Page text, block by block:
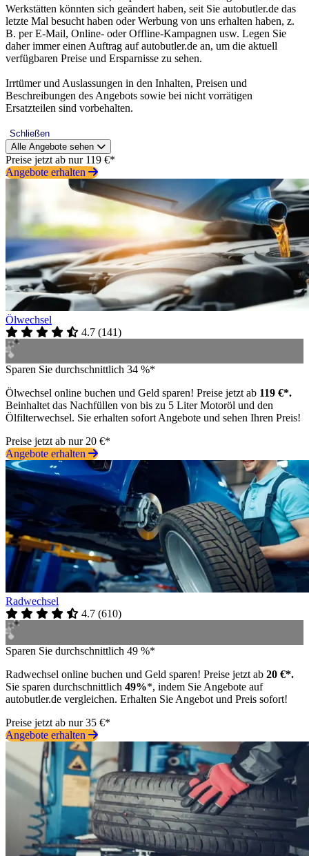
Werkstätten könnten sich geändert haben, seit Sie autobutler.de das
letzte Mal besucht haben oder Werbung von uns erhalten haben, z.
B. per E-Mail, Online- oder Offline-Kampagnen usw. Legen Sie
daher immer einen Auftrag auf autobutler.de an, um die aktuell
verfügbaren Preise und Ersparnisse zu sehen.
Irrtümer und Auslassungen in den Inhalten, Preisen und
Beschreibungen des Angebots sowie bei nicht vorrätigen
Ersatzteilen sind vorbehalten.
Schließen
Alle Angebote sehen
Preise jetzt ab nur 119 €*
Angebote erhalten
Ölwechsel
4.7 (141)
Sparen Sie durchschnittlich 34 %*
Ölwechsel online buchen und Geld sparen! Preise jetzt ab 119 €*.
Beinhaltet das Nachfüllen von bis zu 5 Liter Motoröl und den
Ölfilterwechsel. Sie erhalten sofort Angebote und sehen Ihren Preis!
Preise jetzt ab nur 20 €*
Angebote erhalten
Radwechsel
4.7 (610)
Sparen Sie durchschnittlich 49 %*
Radwechsel online buchen und Geld sparen! Preise jetzt ab 20 €*.
Sie sparen durchschnittlich 49%*, indem Sie Angebote auf
autobutler.de vergleichen. Erhalten Sie Angebot und Preis sofort!
Preise jetzt ab nur 35 €*
Angebote erhalten